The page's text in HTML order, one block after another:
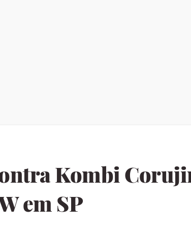
Kombi
em SP